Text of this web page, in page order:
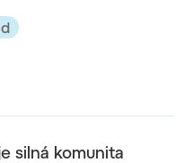
silná komunita